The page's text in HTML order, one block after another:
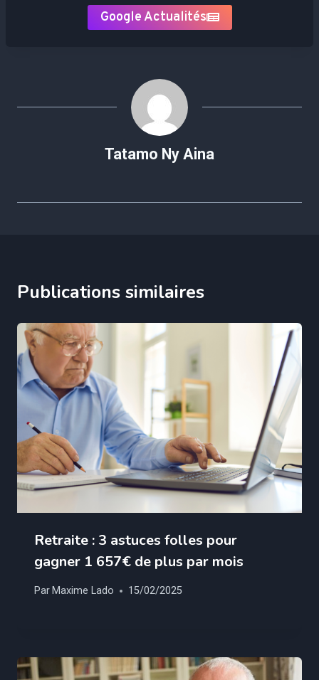
Google Actualités
Tatamo Ny Aina
Publications similaires
Retraite : 3 astuces folles pour
gagner 1 657€ de plus par mois
Par Maxime Lado 15/02/2025